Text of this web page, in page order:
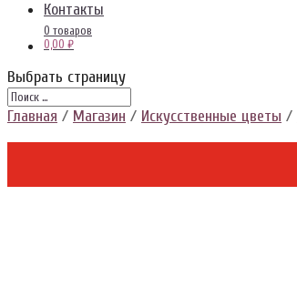
Контакты
0 товаров
0,00 ₽
Выбрать страницу
Главная / Магазин / Искусственные цветы /